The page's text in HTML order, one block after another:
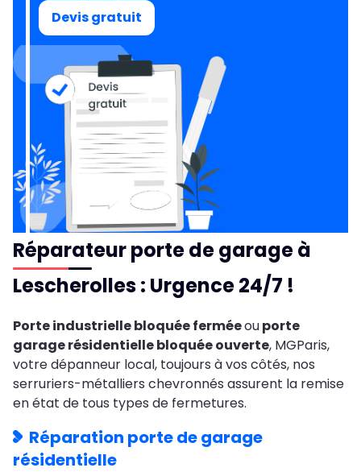
Devis gratuit
Réparateur porte de garage à
Lescherolles : Urgence 24/7 !
Porte industrielle bloquée ferméeouporte
garage résidentielle bloquée ouverte, MGParis,
votre dépanneur local, toujours à vos côtés, nos
serruriers-métalliers chevronnés assurent la remise
en état de tous types de fermetures.
Réparation porte de garage
résidentielle